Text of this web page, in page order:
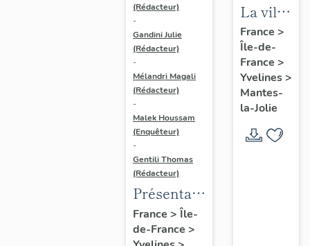
(Rédacteur)
-
Gandini Julie
(Rédacteur)
-
Mélandri Magali
(Rédacteur)
-
Malek Houssam
(Enquêteur)
-
Gentili Thomas
(Rédacteur)
Présentation
de l'étude
France > Île-
de-France >
La ville
de
Mantes-
la-Jolie
France >
Île-de-
France >
Yvelines>
Mantes-
la-Jolie